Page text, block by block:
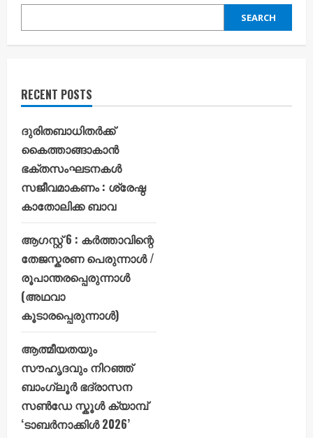
SEARCH
RECENT POSTS
ദുരിതബാധിതർക്ക്
കൈത്താങ്ങാകാൻ
ഭക്തസംഘടനകൾ
സജീവമാകണം : ശ്രേഷ്ഠ
കാതോലിക്ക ബാവ
ആഗസ്റ്റ് 6 : കർത്താവിന്റെ
തേജസ്കരണ പെരുന്നാൾ /
രൂപാന്തരപ്പെരുന്നാൾ
(അഥവാ
കൂടാരപ്പെരുന്നാൾ)
ആത്മീയതയും
സൗഹൃദവും നിറഞ്ഞ്
ബാംഗ്ലൂർ ഭദ്രാസന
സൺഡേ സ്കൂൾ ക്യാമ്പ്
‘ടാബർനാക്കിൾ 2026’